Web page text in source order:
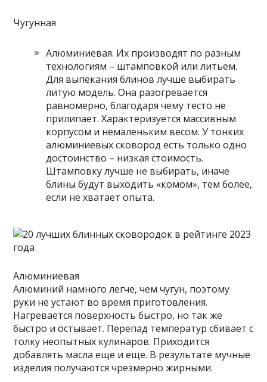
Чугунная
Алюминиевая. Их производят по разным
технологиям – штамповкой или литьем.
Для выпекания блинов лучше выбирать
литую модель. Она разогревается
равномерно, благодаря чему тесто не
прилипает. Характеризуется массивным
корпусом и немаленьким весом. У тонких
алюминиевых сковород есть только одно
достоинство – низкая стоимость.
Штамповку лучше не выбирать, иначе
блины будут выходить «комом», тем более,
если не хватает опыта.
Алюминиевая
Алюминий намного легче, чем чугун, поэтому
руки не устают во время приготовления.
Нагревается поверхность быстро, но так же
быстро и остывает. Перепад температур сбивает с
толку неопытных кулинаров. Приходится
добавлять масла еще и еще. В результате мучные
изделия получаются чрезмерно жирными.